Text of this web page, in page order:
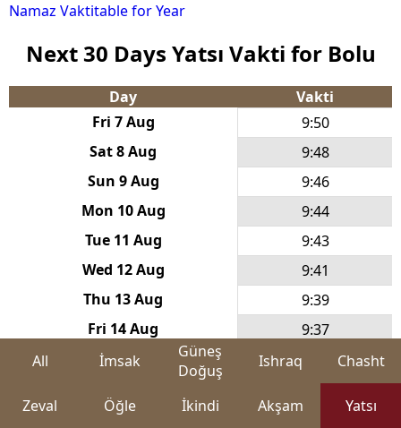
Namaz Vaktitable for Year
Next 30 Days Yatsı Vakti for Bolu
Day
Vakti
Fri 7 Aug
9:50
Sat 8 Aug
9:48
Sun 9 Aug
9:46
Mon 10 Aug
9:44
Tue 11 Aug
9:43
Wed 12 Aug
9:41
Thu 13 Aug
9:39
Fri 14 Aug
9:37
Sat 15 Aug
9:35
9:33
Mon 17 Aug
All İmsak
Güneş
Doğuş
Ishraq Chasht
Zeval Öğle İkindi Akşam Yatsı